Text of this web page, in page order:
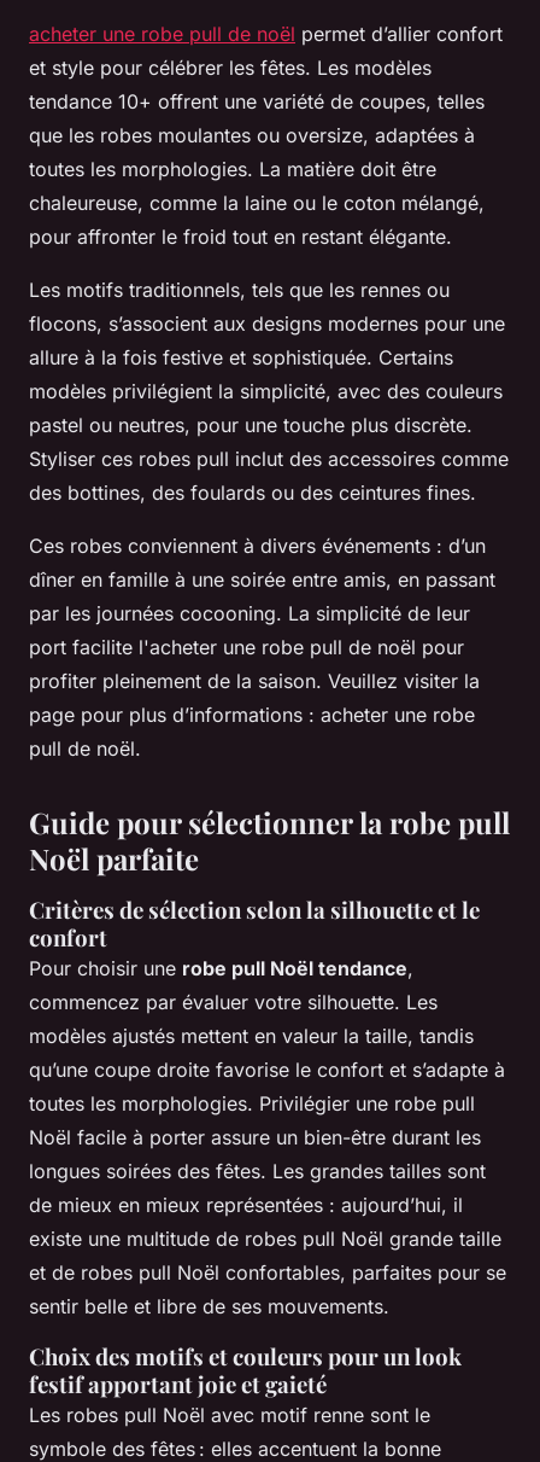
acheter une robe pull de noël permet d’allier confort
et style pour célébrer les fêtes. Les modèles
tendance 10+ offrent une variété de coupes, telles
que les robes moulantes ou oversize, adaptées à
toutes les morphologies. La matière doit être
chaleureuse, comme la laine ou le coton mélangé,
pour affronter le froid tout en restant élégante.
Les motifs traditionnels, tels que les rennes ou
flocons, s’associent aux designs modernes pour une
allure à la fois festive et sophistiquée. Certains
modèles privilégient la simplicité, avec des couleurs
pastel ou neutres, pour une touche plus discrète.
Styliser ces robes pull inclut des accessoires comme
des bottines, des foulards ou des ceintures fines.
Ces robes conviennent à divers événements : d’un
dîner en famille à une soirée entre amis, en passant
par les journées cocooning. La simplicité de leur
port facilite l'acheter une robe pull de noël pour
profiter pleinement de la saison. Veuillez visiter la
page pour plus d’informations : acheter une robe
pull de noël.
Guide pour sélectionner la robe pull
Noël parfaite
Critères de sélection selon la silhouette et le
confort
Pour choisir une robe pull Noël tendance,
commencez par évaluer votre silhouette. Les
modèles ajustés mettent en valeur la taille, tandis
qu’une coupe droite favorise le confort et s’adapte à
toutes les morphologies. Privilégier une robe pull
Noël facile à porter assure un bien-être durant les
longues soirées des fêtes. Les grandes tailles sont
de mieux en mieux représentées : aujourd’hui, il
existe une multitude de robes pull Noël grande taille
et de robes pull Noël confortables, parfaites pour se
sentir belle et libre de ses mouvements.
Choix des motifs et couleurs pour un look
festif apportant joie et gaieté
Les robes pull Noël avec motif renne sont le
symbole des fêtes : elles accentuent la bonne